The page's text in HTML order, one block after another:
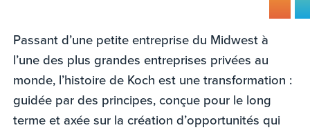
Passant d’une petite entreprise du Midwest à
l’une des plus grandes entreprises privées au
monde, l’histoire de Koch est une transformation :
guidée par des principes, conçue pour le long
terme et axée sur la création d’opportunités qui